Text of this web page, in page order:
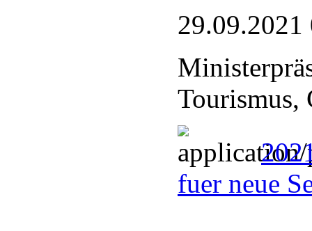
29.09.2021
Tourismus,
fuer neue